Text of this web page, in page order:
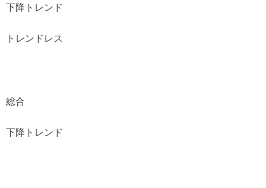
下降トレンド
トレンドレス
総合
下降トレンド